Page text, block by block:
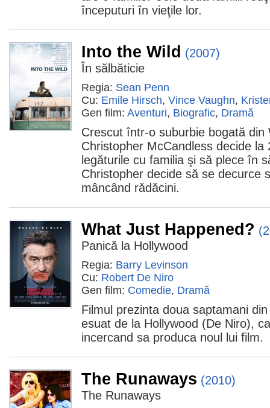
începuturi în vieţile lor.
Into the Wild (2007)
În sălbăticie
Regia: Sean Penn
Cu: Emile Hirsch, Vince Vaughn,
Gen film: Aventuri, Biografic, Dramă
Crescut într-o suburbie bogată din
Christopher McCandless decide
legăturile cu familia şi să plece în
Christopher decide să se decurce
mâncând rădăcini.
What Just Happened?
Panică la Hollywood
Regia: Barry Levinson
Cu: Robert De Niro
Gen film: Comedie, Dramă
Filmul prezinta doua saptamani
esuat de la Hollywood (De Niro),
incercand sa produca noul lui film.
The Runaways (2010)
The Runaways